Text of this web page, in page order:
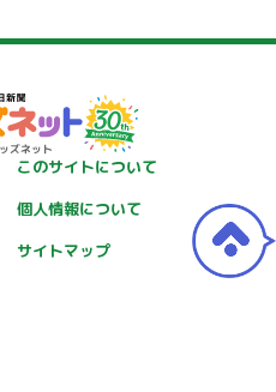
このサイトについて
個人情報について
サイトマップ